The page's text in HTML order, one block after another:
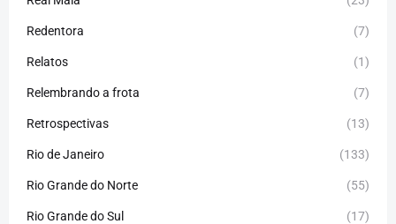
Redentora (7)
Relatos (1)
Relembrando a frota (7)
Retrospectivas (13)
Rio de Janeiro (133)
Rio Grande do Norte (55)
Rio Grande do Sul (17)